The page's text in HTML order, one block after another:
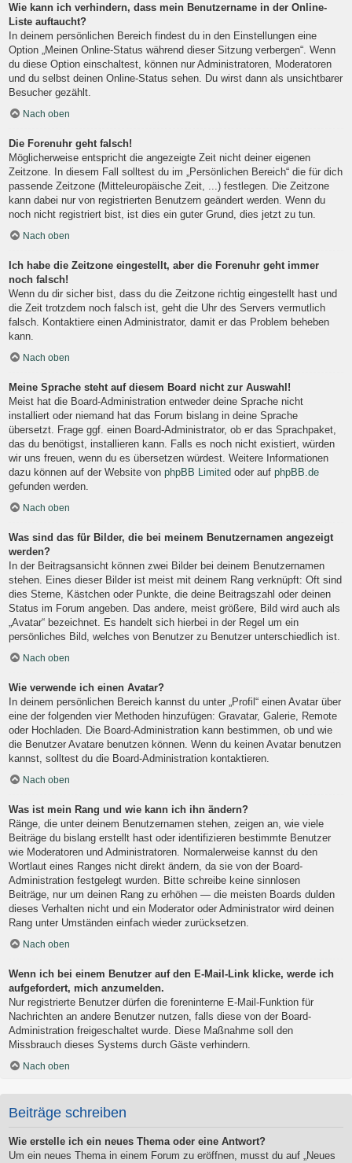
Wie kann ich verhindern, dass mein Benutzername in der Online-
Liste auftaucht?
In deinem persönlichen Bereich findest du in den Einstellungen eine
Option „Meinen Online-Status während dieser Sitzung verbergen“. Wenn
du diese Option einschaltest, können nur Administratoren, Moderatoren
und du selbst deinen Online-Status sehen. Du wirst dann als unsichtbarer
Besucher gezählt.
Nach oben
Die Forenuhr geht falsch!
Möglicherweise entspricht die angezeigte Zeit nicht deiner eigenen
Zeitzone. In diesem Fall solltest du im „Persönlichen Bereich“ die für dich
passende Zeitzone (Mitteleuropäische Zeit, ...) festlegen. Die Zeitzone
kann dabei nur von registrierten Benutzern geändert werden. Wenn du
noch nicht registriert bist, ist dies ein guter Grund, dies jetzt zu tun.
Nach oben
Ich habe die Zeitzone eingestellt, aber die Forenuhr geht immer
noch falsch!
Wenn du dir sicher bist, dass du die Zeitzone richtig eingestellt hast und
die Zeit trotzdem noch falsch ist, geht die Uhr des Servers vermutlich
falsch. Kontaktiere einen Administrator, damit er das Problem beheben
kann.
Nach oben
Meine Sprache steht auf diesem Board nicht zur Auswahl!
Meist hat die Board-Administration entweder deine Sprache nicht
installiert oder niemand hat das Forum bislang in deine Sprache
übersetzt. Frage ggf. einen Board-Administrator, ob er das Sprachpaket,
das du benötigst, installieren kann. Falls es noch nicht existiert, würden
wir uns freuen, wenn du es übersetzen würdest. Weitere Informationen
dazu können auf der Website von phpBB Limited oder auf phpBB.de
gefunden werden.
Nach oben
Was sind das für Bilder, die bei meinem Benutzernamen angezeigt
werden?
In der Beitragsansicht können zwei Bilder bei deinem Benutzernamen
stehen. Eines dieser Bilder ist meist mit deinem Rang verknüpft: Oft sind
dies Sterne, Kästchen oder Punkte, die deine Beitragszahl oder deinen
Status im Forum angeben. Das andere, meist größere, Bild wird auch als
„Avatar“ bezeichnet. Es handelt sich hierbei in der Regel um ein
persönliches Bild, welches von Benutzer zu Benutzer unterschiedlich ist.
Nach oben
Wie verwende ich einen Avatar?
In deinem persönlichen Bereich kannst du unter „Profil“ einen Avatar über
eine der folgenden vier Methoden hinzufügen: Gravatar, Galerie, Remote
oder Hochladen. Die Board-Administration kann bestimmen, ob und wie
die Benutzer Avatare benutzen können. Wenn du keinen Avatar benutzen
kannst, solltest du die Board-Administration kontaktieren.
Nach oben
Was ist mein Rang und wie kann ich ihn ändern?
Ränge, die unter deinem Benutzernamen stehen, zeigen an, wie viele
Beiträge du bislang erstellt hast oder identifizieren bestimmte Benutzer
wie Moderatoren und Administratoren. Normalerweise kannst du den
Wortlaut eines Ranges nicht direkt ändern, da sie von der Board-
Administration festgelegt wurden. Bitte schreibe keine sinnlosen
Beiträge, nur um deinen Rang zu erhöhen — die meisten Boards dulden
dieses Verhalten nicht und ein Moderator oder Administrator wird deinen
Rang unter Umständen einfach wieder zurücksetzen.
Nach oben
Wenn ich bei einem Benutzer auf den E-Mail-Link klicke, werde ich
aufgefordert, mich anzumelden.
Nur registrierte Benutzer dürfen die foreninterne E-Mail-Funktion für
Nachrichten an andere Benutzer nutzen, falls diese von der Board-
Administration freigeschaltet wurde. Diese Maßnahme soll den
Missbrauch dieses Systems durch Gäste verhindern.
Nach oben
Beiträge schreiben
Wie erstelle ich ein neues Thema oder eine Antwort?
Um ein neues Thema in einem Forum zu eröffnen, musst du auf „Neues